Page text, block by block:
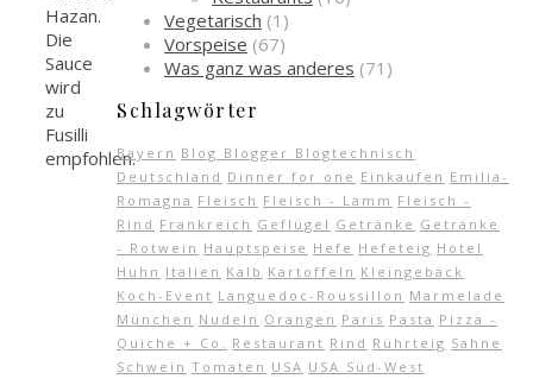
Hazan.
Die
Sauce
wird
zu
Fusilli
empfohlen.
Vegetarisch (1)
Vorspeise (67)
Was ganz was anderes (71)
Schlagwörter
Bayern Blog Blogger Blogtechnisch
Deutschland Dinner for one Einkaufen Emilia-
Romagna Fleisch Fleisch - Lamm Fleisch -
Rind Frankreich Geflügel Getränke Getränke
- Rotwein Hauptspeise Hefe Hefeteig Hotel
Huhn Italien Kalb Kartoffeln Kleingebäck
Koch-Event Languedoc-Roussillon Marmelade
München Nudeln Orangen Paris Pasta Pizza -
Quiche + Co.
Restaurant Rind Rührteig Sahne
Schwein Tomaten USA USA Süd-West